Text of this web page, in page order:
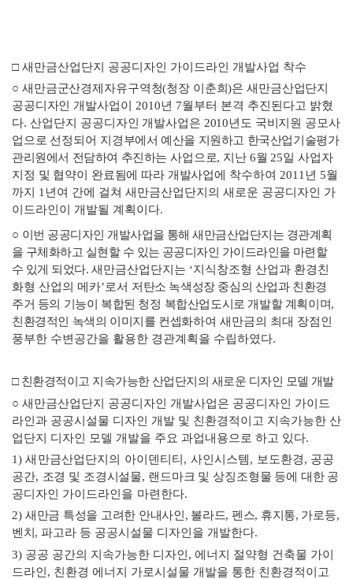
□ 새만금산업단지 공공디자인 가이드라인 개발사업 착수
○ 새만금군산경제자유구역청(청장 이춘희)은 새만금산업단지
공공디자인 개발사업이2010년 7월부터 본격 추진된다고 밝혔
다. 산업단지 공공디자인 개발사업은 2010년도 국비지원 공모사
업으로 선정되어 지경부에서 예산을 지원하고 한국산업기술평가
관리원에서 전담하여 추진하는 사업으로, 지난 6월25일 사업자
지정 및 협약이 완료됨에 따라 개발사업에 착수하여2011년 5월
까지 1년여 간에 걸쳐 새만금산업단지의 새로운 공공디자인 가
이드라인이 개발될 계획이다.
○ 이번 공공디자인 개발사업을 통해 새만금산업단지는 경관계획
을 구체화하고 실현할 수 있는 공공디자인 가이드라인을 마련할
수 있게 되었다. 새만금산업단지는 ‘지식창조형 산업과 환경친
화형 산업의 메카’로서 저탄소 녹색성장 중심의 산업과 친환경
주거 등의 기능이 복합된 청정 복합산업도시로 개발할 계획이며,
친환경적인 녹색의 이미지를 컨셉화하여 새만금의 최대 장점인
풍부한 수변공간을 활용한 경관계획을 수립하였다.
□ 친환경적이고 지속가능한 산업단지의 새로운 디자인 모델 개발
○ 새만금산업단지 공공디자인 개발사업은 공공디자인 가이드
라인과 공공시설물 디자인 개발 및 친환경적이고 지속가능한 산
업단지 디자인 모델 개발을 주요 과업내용으로 하고 있다.
1)새만금산업단지의 아이덴티티 , 사인시스템, 보도환경, 공공
공간, 조경 및 조경시설물, 랜드마크 및 상징조형물 등에 대한 공
공디자인
가이드라인을 마련한다.
2) 새만금 특성을 고려한 안내사인, 볼라드, 펜스, 휴지통, 가로등,
벤치 , 파고라 등 공공시설물 디자인을 개발한다.
3) 공공 공간의 지속가능한 디자인 , 에너지 절약형 건축물 가이
드라인 , 친환경 에너지 가로시설물 개발을 통한 친환경적이고